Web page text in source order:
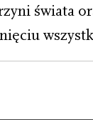
świata